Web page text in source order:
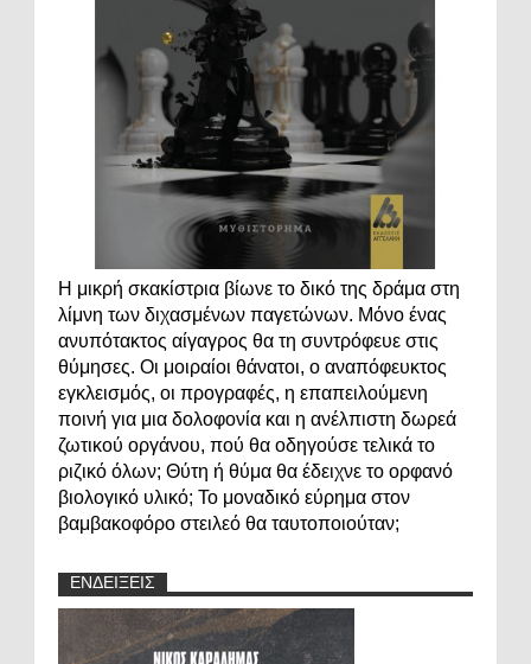
Η μικρή σκακίστρια βίωνε το δικό της δράμα στη
λίμνη των διχασμένων παγετώνων. Μόνο ένας
ανυπότακτος αίγαγρος θα τη συντρόφευε στις
θύμησες. Οι μοιραίοι θάνατοι, ο αναπόφευκτος
εγκλεισμός, οι προγραφές, η επαπειλούμενη
ποινή για μια δολοφονία και η ανέλπιστη δωρεά
ζωτικού οργάνου, πού θα οδηγούσε τελικά το
ριζικό όλων; Θύτη ή θύμα θα έδειχνε το ορφανό
βιολογικό υλικό; Το μοναδικό εύρημα στον
βαμβακοφόρο στειλεό θα ταυτοποιούταν;
ΕΝΔΕΙΞΕΙΣ